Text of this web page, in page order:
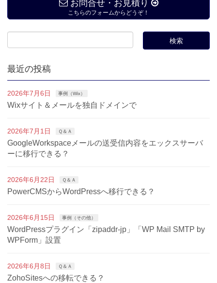
お問合せ・お見積り
こちらのフォームからどうぞ！
最近の投稿
2026年7月6日 事例（Wix）
Wixサイト＆メールを独自ドメインで
2026年7月1日 Ｑ＆Ａ
GoogleWorkspaceメールの送受信内容をエックスサーバ
ーに移行できる？
2026年6月22日 Ｑ＆Ａ
PowerCMSからWordPressへ移行できる？
2026年6月15日 事例（その他）
WordPressプラグイン「zipaddr-jp」「WP Mail SMTP by
WPForm」設置
2026年6月8日 Ｑ＆Ａ
ZohoSitesへの移転できる？